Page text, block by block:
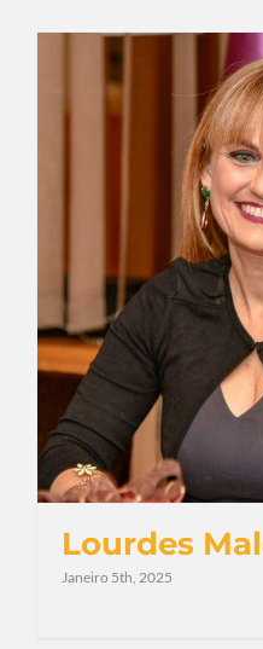
Lourdes
Janeiro 5th, 2025